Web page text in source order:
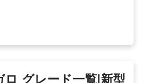
ロ グレード一覧|新型